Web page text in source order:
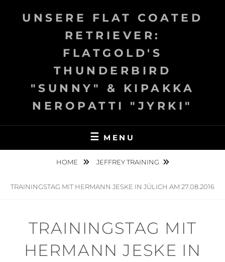
UNSERE FLAT COATED
RETRIEVER:
FLATGOLD'S
THUNDERBIRD
"SUNNY" & KIPAKKA
NEROPATTI "JYRKI"
MENU
HOME JEFFREY TRAINING
TRAININGSTAG MIT HERMANN JESKE IN JÜLICH AM 27.08.2016
TRAININGSTAG MIT
HERMANN JESKE IN